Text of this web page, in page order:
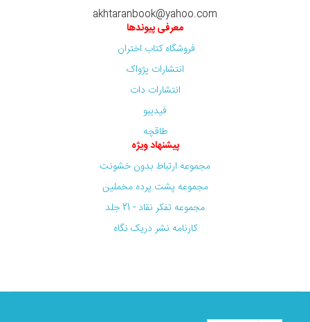
akhtaranbook@yahoo.com
معرفی پیوندها
فروشگاه کتاب اختران
انتشارات پژواک
انتشارات دات
فیدیبو
طاقچه
پیشنهاد ویژه
مجموعه ارتباط بدون خشونت
مجموعه پشت پرده مخملین
مجموعه تفکر نقاد - 21 جلد
کارنامه نشر دریک نگاه